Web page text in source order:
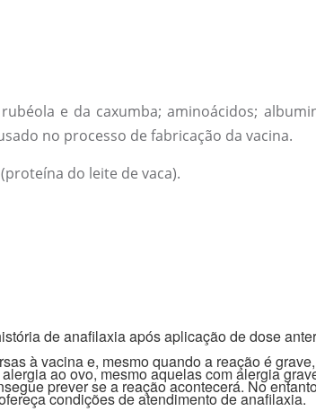
e da caxumba; aminoácidos;
no processo de fabricação da vacina.
do leite de vaca).
de anafilaxia após aplicação de dose
à vacina e, mesmo quando a reação é
ao ovo, mesmo aquelas com alergia
prever se a reação acontecerá. No
condições de atendimento de anafilaxia.